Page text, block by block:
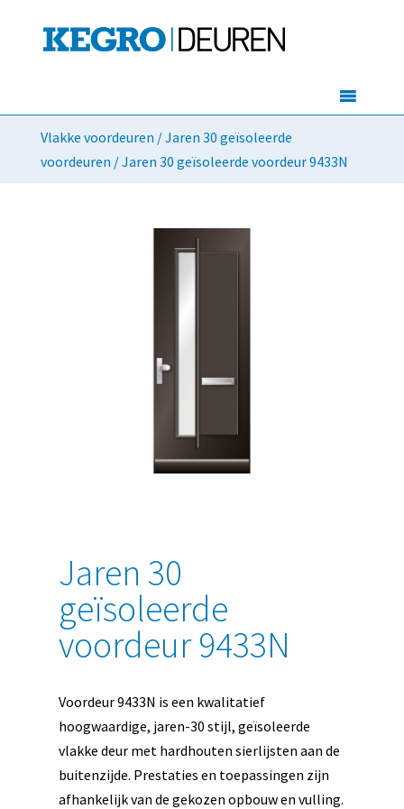
Vlakke voordeuren /Jaren 30 geïsoleerde
voordeuren / Jaren 30 geïsoleerde voordeur 9433N
Jaren 30
geïsoleerde
voordeur 9433N
Voordeur 9433N is een kwalitatief
hoogwaardige, jaren-30 stijl, geïsoleerde
vlakke deur met hardhouten sierlijsten aan de
buitenzijde. Prestaties en toepassingen zijn
afhankelijk van de gekozen opbouw en vulling.